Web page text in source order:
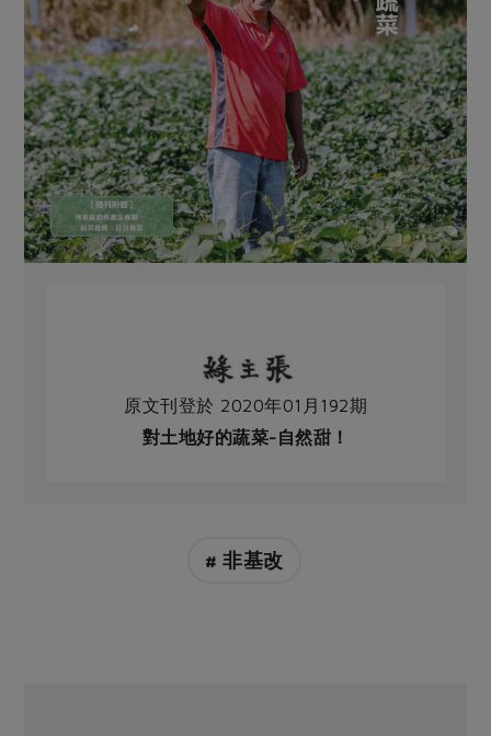
原文刊登於 2020年01月192期
對土地好的蔬菜-自然甜！
# 非基改